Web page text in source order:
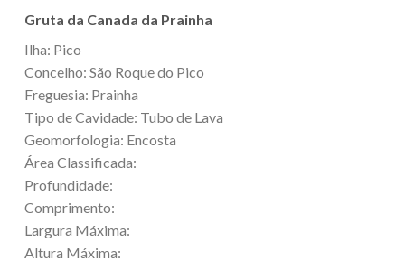
Gruta da Canada da Prainha
Ilha: Pico
Concelho: São Roque do Pico
Freguesia: Prainha
Tipo de Cavidade: Tubo de Lava
Geomorfologia: Encosta
Área Classificada:
Profundidade:
Comprimento:
Largura Máxima:
Altura Máxima: